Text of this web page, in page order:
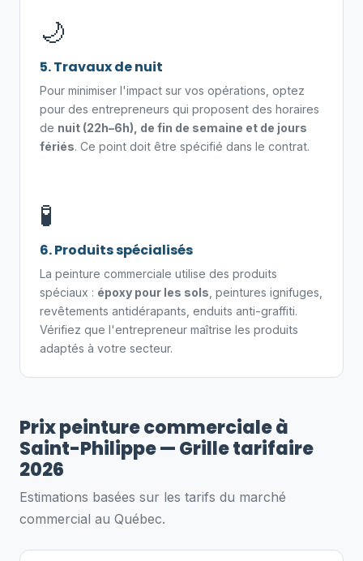
🌙
5. Travaux de nuit
Pour minimiser l'impact sur vos opérations, optez
pour des entrepreneurs qui proposent des horaires
de nuit (22h–6h), de fin de semaine et de jours
fériés. Ce point doit être spécifié dans le contrat.
🧪
6. Produits spécialisés
La peinture commerciale utilise des produits
spéciaux : époxy pour les sols , peintures ignifuges,
revêtements antidérapants, enduits anti-graffiti.
Vérifiez que l'entrepreneur maîtrise les produits
adaptés à votre secteur.
Prix peinture commerciale à
Saint-Philippe — Grille tarifaire
2026
Estimations basées sur les tarifs du marché
commercial au Québec.